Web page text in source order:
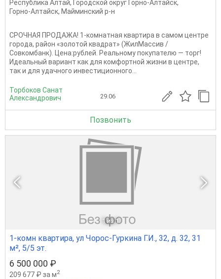
Республика Алтай, Городской округ Горно-Алтайск,
Горно-Алтайск, Майминский р-н
СРОЧНАЯ ПРОДАЖА! 1-комнатная квартира в самом центре
города, район «золотой квадрат» (ЖилМассив /
Совкомбанк). Цена:рублей. Реальному покупателю — торг!
Идеальный вариант как для комфортной жизни в центре,
так и для удачного инвестиционного...
Торбоков Санат
Александрович
29.06
Позвонить
1 из 1
1-комн квартира, ул Чорос-Гуркина Г.И., 32, д. 32, 31
м², 5/5 эт.
6 500 000 ₽
209 677 ₽ за м2